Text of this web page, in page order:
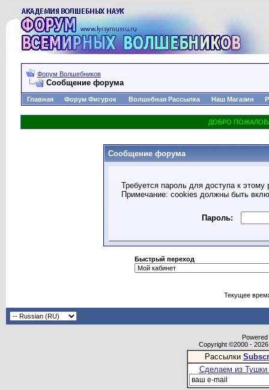
Форум Волшебников
Сообщение форума
Главная Форум Фигурок Волшебная Рассылка Наш Магазин
Сообщение форума
Требуется пароль для доступа к
Примечание: cookies должны быть
Пароль:
Быстрый переход
Текущее
Copyright ©2000 -
Рассылки
Сделаем из Тушки